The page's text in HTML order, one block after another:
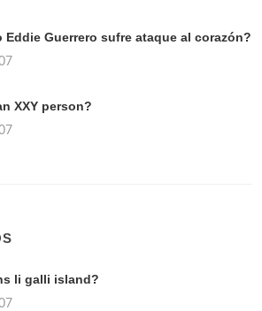
Eddie Guerrero sufre ataque al corazón?
XXY person?
li galli island?